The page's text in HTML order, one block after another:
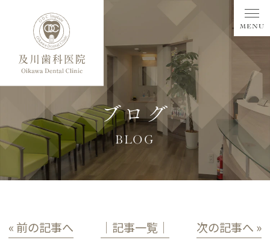
ブログ
BLOG
« 前の記事へ │記事一覧│ 次の記事へ »